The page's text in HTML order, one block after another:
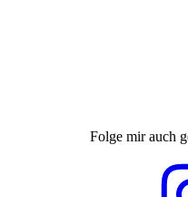
Folge mir auch